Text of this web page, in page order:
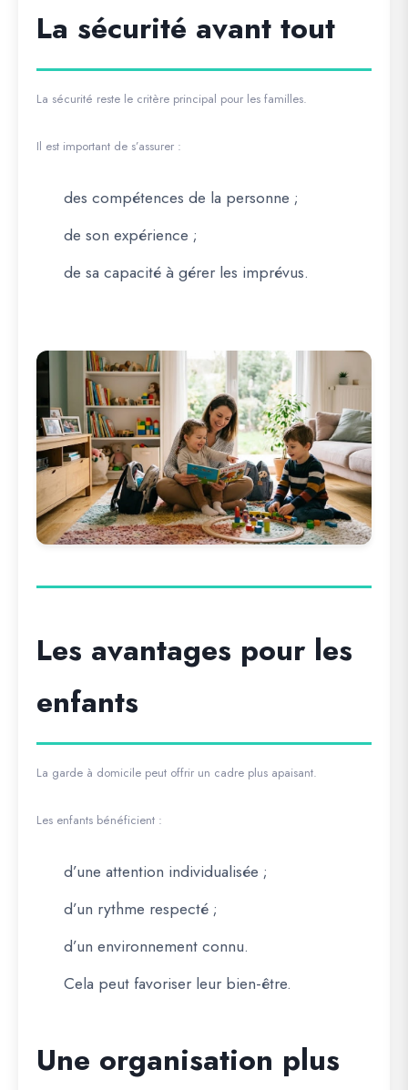
La sécurité avant tout
La sécurité reste le critère principal pour les familles.
Il est important de s’assurer :
des compétences de la personne ;
de son expérience ;
de sa capacité à gérer les imprévus.
Les avantages pour les
enfants
La garde à domicile peut offrir un cadre plus apaisant.
Les enfants bénéficient :
d’une attention individualisée ;
d’un rythme respecté ;
d’un environnement connu.
Cela peut favoriser leur bien-être.
Une organisation plus